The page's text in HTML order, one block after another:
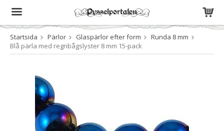
Produkten har blivit tillagd i varukorgen
Startsida Pärlor Glaspärlor efter form
Runda 8 mm
Blå pärla med regnbågslyster 8 mm 15-pack